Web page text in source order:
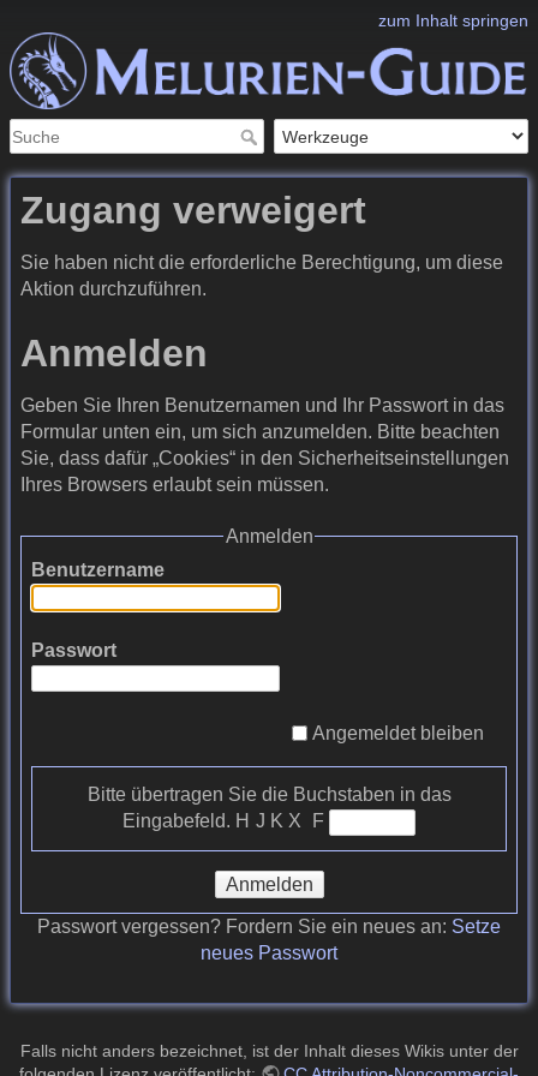
zum Inhalt springen
Zugang verweigert
Sie haben nicht die erforderliche Berechtigung, um diese
Aktion durchzuführen.
Anmelden
Geben Sie Ihren Benutzernamen und Ihr Passwort in das
Formular unten ein, um sich anzumelden. Bitte beachten
Sie, dass dafür „Cookies“ in den Sicherheitseinstellungen
Ihres Browsers erlaubt sein müssen.
Anmelden
Benutzername
Passwort
Angemeldet bleiben
Bitte übertragen Sie die Buchstaben in das
Eingabefeld. H J K X F
Anmelden
Passwort vergessen? Fordern Sie ein neues an: Setze
neues Passwort
Falls nicht anders bezeichnet, ist der Inhalt dieses Wikis unter der